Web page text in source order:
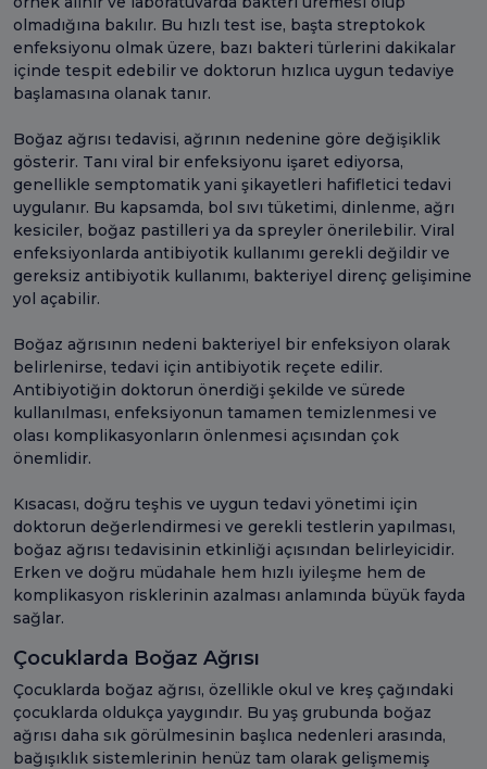
olmadığına bakılır. Bu hızlı test ise, başta streptokok
enfeksiyonu olmak üzere, bazı bakteri türlerini dakikalar
içinde tespit edebilir ve doktorun hızlıca uygun tedaviye
başlamasına olanak tanır.
Boğaz ağrısı tedavisi, ağrının nedenine göre değişiklik
gösterir. Tanı viral bir enfeksiyonu işaret ediyorsa,
genellikle semptomatik yani şikayetleri hafifletici tedavi
uygulanır. Bu kapsamda, bol sıvı tüketimi, dinlenme, ağrı
kesiciler, boğaz pastilleri ya da spreyler önerilebilir. Viral
enfeksiyonlarda antibiyotik kullanımı gerekli değildir ve
gereksiz antibiyotik kullanımı, bakteriyel direnç gelişimine
yol açabilir.
Boğaz ağrısının nedeni bakteriyel bir enfeksiyon olarak
belirlenirse, tedavi için antibiyotik reçete edilir.
Antibiyotiğin doktorun önerdiği şekilde ve sürede
kullanılması, enfeksiyonun tamamen temizlenmesi ve
olası komplikasyonların önlenmesi açısından çok
önemlidir.
Kısacası, doğru teşhis ve uygun tedavi yönetimi için
doktorun değerlendirmesi ve gerekli testlerin yapılması,
boğaz ağrısı tedavisinin etkinliği açısından belirleyicidir.
Erken ve doğru müdahale hem hızlı iyileşme hem de
komplikasyon risklerinin azalması anlamında büyük fayda
sağlar.
Çocuklarda Boğaz Ağrısı
Çocuklarda boğaz ağrısı, özellikle okul ve kreş çağındaki
çocuklarda oldukça yaygındır. Bu yaş grubunda boğaz
ağrısı daha sık görülmesinin başlıca nedenleri arasında,
bağışıklık sistemlerinin henüz tam olarak gelişmemiş